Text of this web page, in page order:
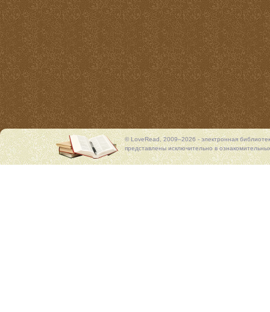
© LoveRead, 2009–2026 - электронная
представлены исключительно в